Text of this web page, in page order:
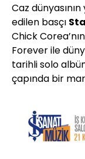
Caz
edilen basçı
Chick
Forever ile
tarihli solo
çapında bir